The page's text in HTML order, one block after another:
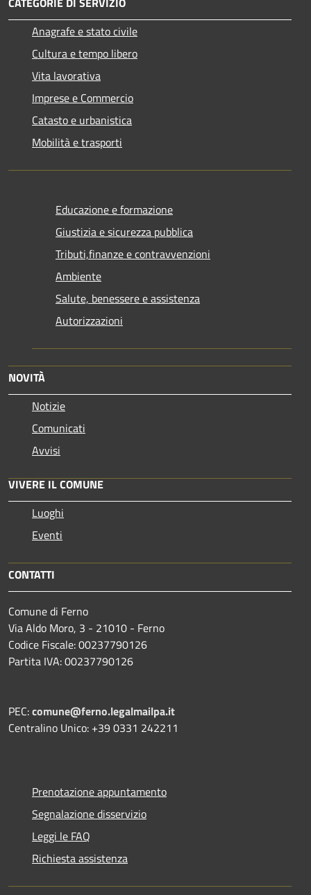
Anagrafe e stato civile
Cultura e tempo libero
Vita lavorativa
Imprese e Commercio
Catasto e urbanistica
Mobilità e trasporti
Educazione e formazione
Giustizia e sicurezza pubblica
Tributi,finanze e contravvenzioni
Ambiente
Salute, benessere e assistenza
Autorizzazioni
NOVITÀ
Notizie
Comunicati
Avvisi
VIVERE IL COMUNE
Luoghi
Eventi
CONTATTI
Comune di Ferno
Via Aldo Moro, 3 - 21010 - Ferno
Codice Fiscale: 00237790126
Partita IVA: 00237790126
PEC:comune@ferno.legalmailpa.it
Centralino Unico: +39 0331 242211
Prenotazione appuntamento
Segnalazione disservizio
Leggi le FAQ
Richiesta assistenza